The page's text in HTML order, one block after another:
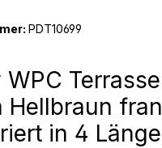
PDT10699
Hellbraun
in 4